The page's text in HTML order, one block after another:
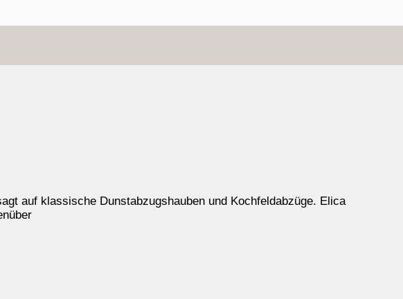
auf klassische Dunstabzugshauben und Kochfeldabzüge. Elica